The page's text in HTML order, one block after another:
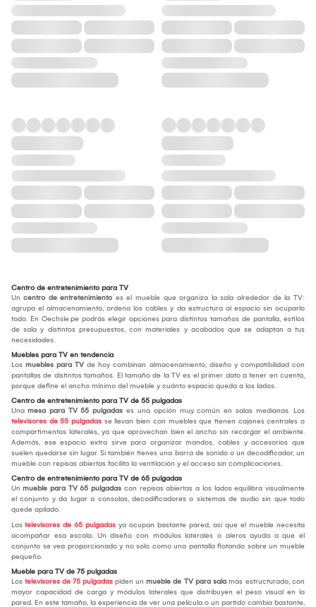
Centro de entretenimiento para TV
Un centro de entretenimiento es el mueble que organiza la sala alrededor de la TV:
agrupa el almacenamiento, ordena los cables y da estructura al espacio sin ocuparlo
todo. En Oechsle.pe podrás elegir opciones para distintos tamaños de pantalla, estilos
de sala y distintos presupuestos, con materiales y acabados que se adaptan a tus
necesidades.
Muebles para TV en tendencia
Los muebles para TV de hoy combinan almacenamiento, diseño y compatibilidad con
pantallas de distintos tamaños. El tamaño de la TV es el primer dato a tener en cuenta,
porque define el ancho mínimo del mueble y cuánto espacio queda a los lados.
Centro de entretenimiento para TV de 55 pulgadas
Una mesa para TV 55 pulgadas es una opción muy común en salas medianas. Los
televisores de 55 pulgadas se llevan bien con muebles que tienen cajones centrales o
compartimentos laterales, ya que aprovechan bien el ancho sin recargar el ambiente.
Además, ese espacio extra sirve para organizar mandos, cables y accesorios que
suelen quedarse sin lugar. Si también tienes una barra de sonido o un decodificador, un
mueble con repisas abiertas facilita la ventilación y el acceso sin complicaciones.
Centro de entretenimiento para TV de 65 pulgadas
Un mueble para TV 65 pulgadas con repisas abiertas a los lados equilibra visualmente
el conjunto y da lugar a consolas, decodificadores o sistemas de audio sin que todo
quede apilado.
Los televisores de 65 pulgadas ya ocupan bastante pared, así que el mueble necesita
acompañar esa escala. Un diseño con módulos laterales o aleros ayuda a que el
conjunto se vea proporcionado y no solo como una pantalla flotando sobre un mueble
pequeño.
Mueble para TV de 75 pulgadas
Los televisores de 75 pulgadas piden un mueble de TV para sala más estructurado, con
mayor capacidad de carga y módulos laterales que distribuyen el peso visual en la
pared. En este tamaño, la experiencia de ver una película o un partido cambia bastante,